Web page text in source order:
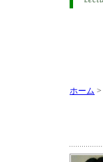
ホーム >